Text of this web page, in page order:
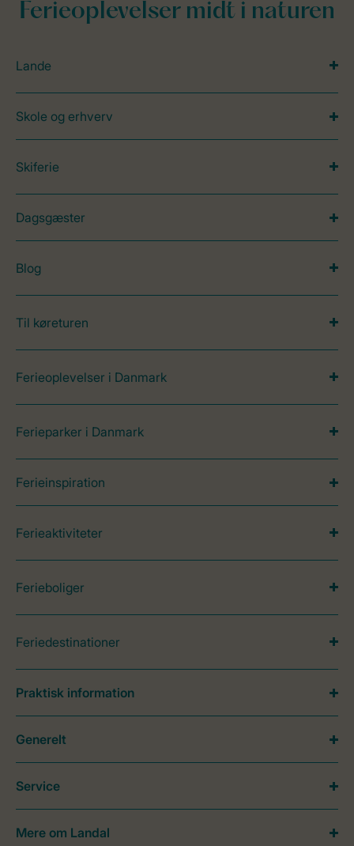
Ferieoplevelser midt i naturen
Lande
Skole og erhverv
Skiferie
Dagsgæster
Blog
Til køreturen
Ferieoplevelser i Danmark
Ferieparker i Danmark
Ferieinspiration
Ferieaktiviteter
Ferieboliger
Feriedestinationer
Praktisk information
Generelt
Service
Mere om Landal